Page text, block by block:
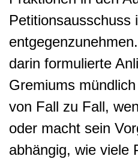
Petitionsausschuss
darin formulierte
Gremiums
von Fall zu Fall,
oder macht sein
abhängig, wie viele